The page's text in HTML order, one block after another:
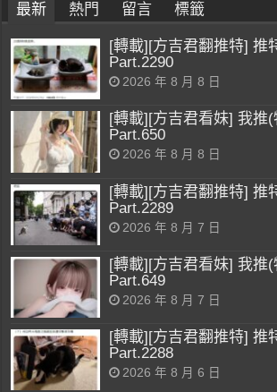
最新 熱門 留言 標籤
[轉載][方吉君翻推特] 推
Part.2290
2026 年 8 月 8 日
[轉載][方吉君看妹] 我推
Part.650
2026 年 8 月 8 日
[轉載][方吉君翻推特] 推
Part.2289
2026 年 8 月 7 日
[轉載][方吉君看妹] 我推
Part.649
2026 年 8 月 7 日
[轉載][方吉君翻推特] 推
Part.2288
2026 年 8 月 6 日